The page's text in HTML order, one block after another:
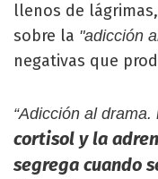
llenos de
sobre la "adicción
negativas que
“Adicción al drama.
cortisol y la
segrega cuando